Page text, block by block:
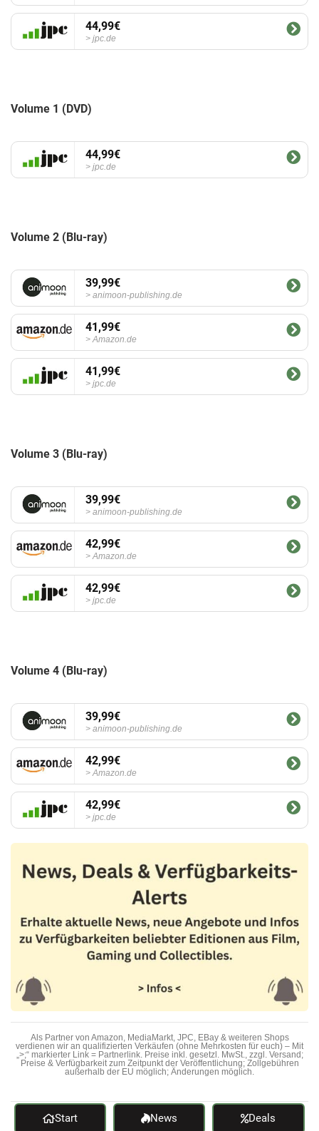
44,99€
jpc.de
Volume 1 (DVD)
44,99€
jpc.de
Volume 2 (Blu-ray)
39,99€
animoon-publishing.de
41,99€
Amazon.de
41,99€
jpc.de
Volume 3 (Blu-ray)
39,99€
animoon-publishing.de
42,99€
Amazon.de
42,99€
jpc.de
Volume 4 (Blu-ray)
39,99€
animoon-publishing.de
42,99€
Amazon.de
42,99€
jpc.de
Als Partner von Amazon, MediaMarkt, JPC, EBay & weiteren Shops
verdienen wir an qualifizierten Verkäufen (ohne Mehrkosten für euch) – Mit
„>;“ markierter Link = Partnerlink. Preise inkl. gesetzl. MwSt., zzgl. Versand;
Preise & Verfügbarkeit zum Zeitpunkt der Veröffentlichung; Zollgebühren
außerhalb der EU möglich; Änderungen möglich.
Start News Deals